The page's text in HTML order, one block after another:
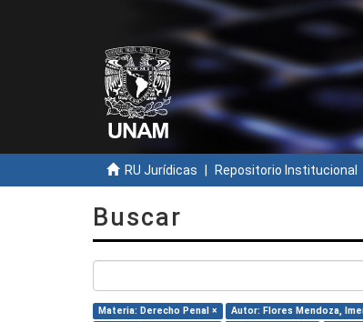
RU Jurídicas Repositorio Institucional
Buscar
Materia: Derecho Penal × Autor: Flores Mendoza,